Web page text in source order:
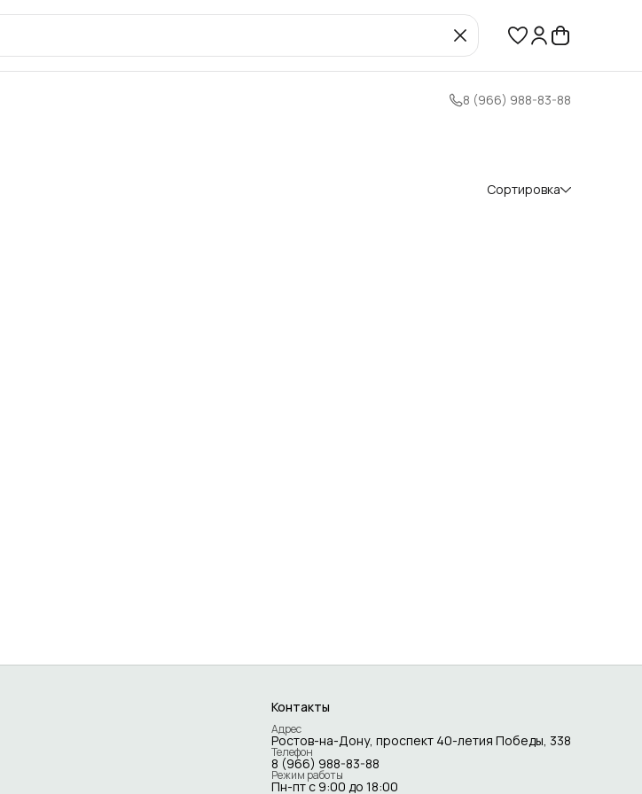
8 (966) 988-83-88
Сортировка
Контакты
Адрес
Ростов-на-Дону, проспект 40-летия Победы, 338
Телефон
8 (966) 988-83-88
Режим работы
Пн-пт с 9:00 до 18:00